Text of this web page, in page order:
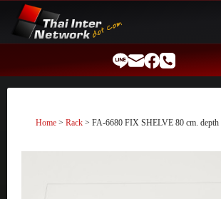
content
Home > Rack > FA-6680 FIX SHELVE 80 cm. depth